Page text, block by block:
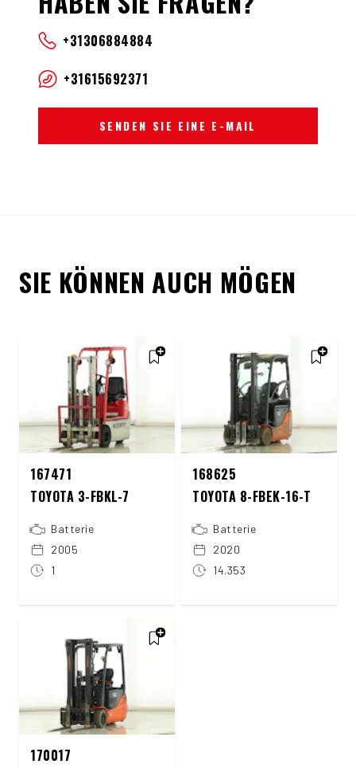
+31306884884
+31615692371
SENDEN SIE EINE E-MAIL
SIE KÖNNEN AUCH MÖGEN
167471
TOYOTA 3-FBKL-7
Batterie
2005
1
168625
TOYOTA 8-FBEK-16-T
Batterie
2020
14.353
170017